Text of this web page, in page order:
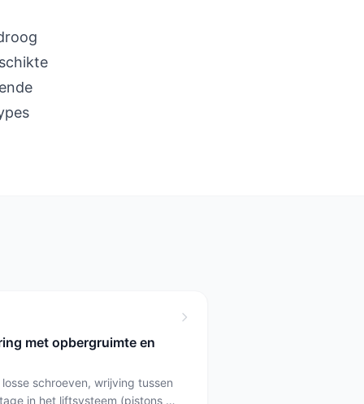
met opbergruimte en
schroeven, wrijving tussen
in het liftsysteem (pistons of